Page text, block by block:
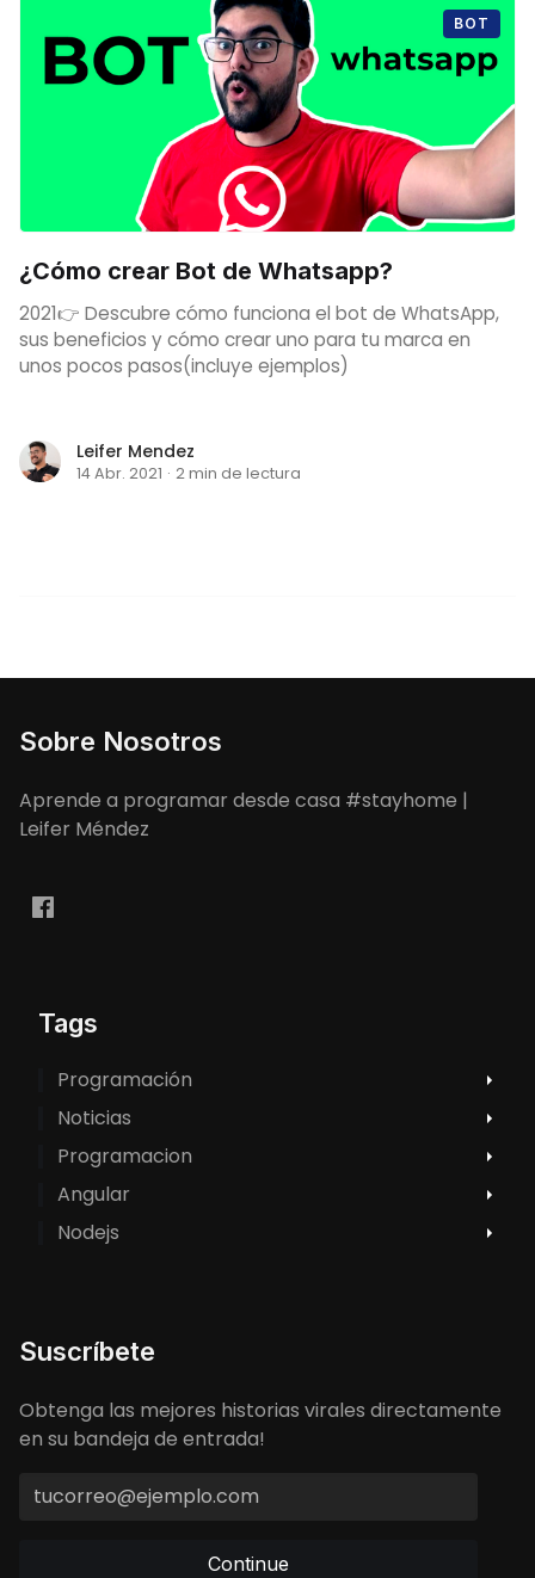
BOT
¿Cómo crear Bot de Whatsapp?
2021👉 Descubre cómo funciona el bot de WhatsApp,
sus beneficios y cómo crear uno para tu marca en
unos pocos pasos(incluye ejemplos)
Leifer Mendez
14 Abr. 2021 · 2 min de lectura
Sobre Nosotros
Aprende a programar desde casa #stayhome |
Leifer Méndez
Tags
Programación
Noticias
Programacion
Angular
Nodejs
Suscríbete
Obtenga las mejores historias virales directamente
en su bandeja de entrada!
Continue